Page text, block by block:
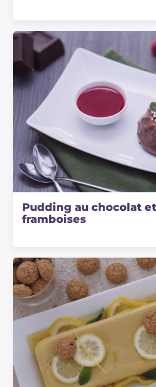
Pudding au chocolat
framboises